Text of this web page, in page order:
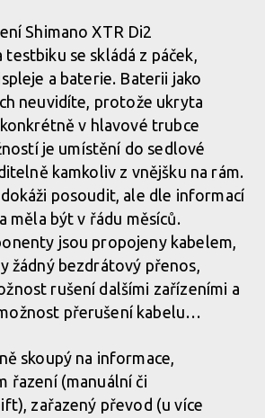
Shimano XTR Di2
se skládá z páček,
a baterie. Baterii jako
neuvidíte, protože ukryta
v hlavové trubce
je umístění do sedlové
kamkoliv z vnějšku na rám.
posoudit, ale dle informací
měla být v řádu měsíců.
jsou propojeny kabelem,
žádný bezdrátový přenos,
rušení dalšími zařízeními a
přerušení kabelu…
skoupý na informace,
řazení (manuální či
zařazený převod (u více